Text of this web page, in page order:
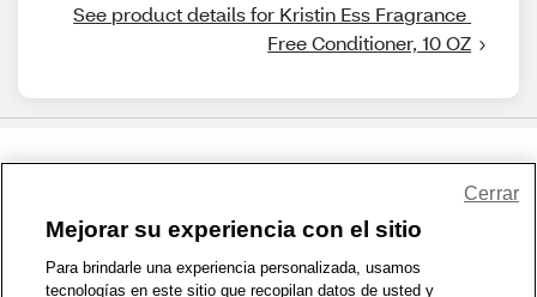
See product details for Kristin Ess Fragrance
Free Conditioner, 10 OZ
1-800-679-9691 | Contáctenos | Términos de Uso | Accesibilidad
Política de Privacidad | WA Privacy Policy | Mapa del sitio
Mejorar su experiencia con el sitio
Para brindarle una experiencia personalizada, usamos
tecnologías en este sitio que recopilan datos de usted y
Cerrar